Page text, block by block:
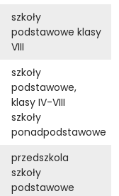
szkoły
podstawowe klasy
VIII
szkoły
podstawowe,
klasy IV-VIII
szkoły
ponadpodstawowe
przedszkola
szkoły
podstawowe